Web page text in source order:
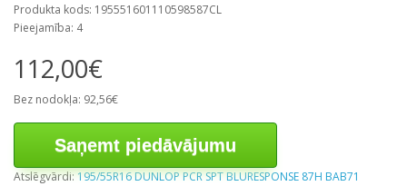
Produkta kods: 195551601110598587CL
Pieejamība: 4
112,00€
Bez nodokļa: 92,56€
Saņemt piedāvājumu
Atslēgvārdi:195/55R16 DUNLOP PCR SPT BLURESPONSE 87H BAB71